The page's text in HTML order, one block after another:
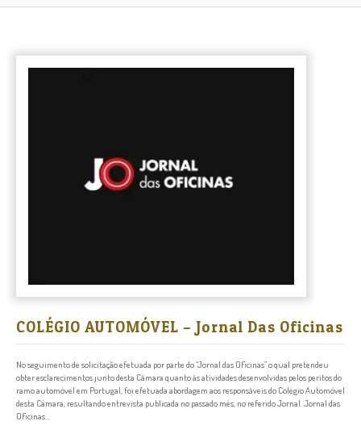
COLÉGIO AUTOMÓVEL – Jornal Das Oficinas
No seguimento de solicitação efetuada por parte do “Jornal das Oficinas” o qual pretendeu
obter esclarecimentos junto desta Câmara quanto às atividades desenvolvidas pelos peritos do
ramo automóvel em Portugal, foi efetuada abordagem aos responsáveis do Colégio Automóvel
desta Câmara, resultando entrevista publicada no passado mês, no referido Jornal. Jornal das
Oficinas...